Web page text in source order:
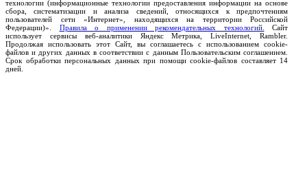
технологии (информационные технологии предоставления информации на основе
сбора, систематизации и анализа сведений, относящихся к предпочтениям
пользователей сети «Интернет», находящихся на территории Российской
Федерации)». Правила о применении рекомендательных технологий.
Сайт
использует сервисы веб-аналитики Яндекс Метрика, LiveInternet, Rambler.
Продолжая использовать этот Сайт, вы соглашаетесь с использованием cookie-
файлов и других данных в соответствии с данным Пользовательским соглашением.
Срок обработки персональных данных при помощи cookie-файлов составляет 14
дней.